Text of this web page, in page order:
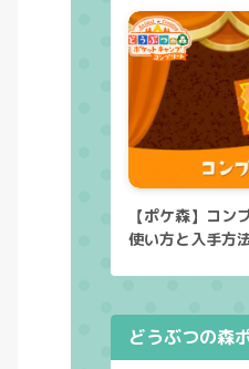
【ポケ森】コン
使い方と入手方
どうぶつの森